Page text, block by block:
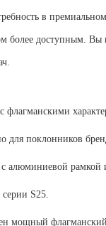
в
более доступным.
флагманскими
для поклонников
с алюминиевой
S25.
мощный